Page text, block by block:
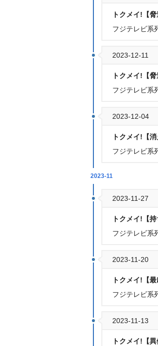
トクメイ!【
フジテレビ系
2023-12-11
トクメイ!【
フジテレビ系
2023-12-04
トクメイ!【
フジテレビ系
2023-11
2023-11-27
トクメイ!【
フジテレビ系
2023-11-20
トクメイ!【
フジテレビ系
2023-11-13
トクメイ!【